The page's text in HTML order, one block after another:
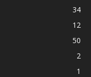
34
12
50
2
1